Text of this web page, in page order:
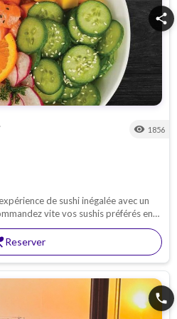
share
visibility 1856
de sushi inégalée avec un
Reserver
phone